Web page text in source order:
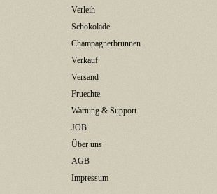
Verleih
Schokolade
Champagnerbrunnen
Verkauf
Versand
Fruechte
Wartung & Support
JOB
Über uns
AGB
Impressum